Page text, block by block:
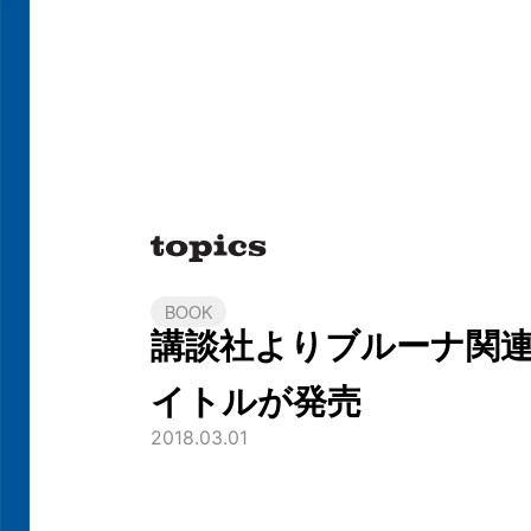
BOOK
講談社よりブルーナ関
イトルが発売
2018.03.01